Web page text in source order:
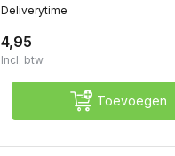
Deliverytime
4,95
Incl. btw
Toevoegen